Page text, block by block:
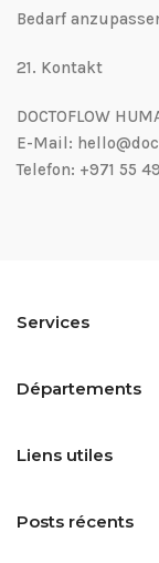
Bedarf
21.⁠ ⁠Kontakt
DOCTOFLOW
E-Mail:
Telefon: +971 55
Services
Départements
Liens utiles
Posts récents